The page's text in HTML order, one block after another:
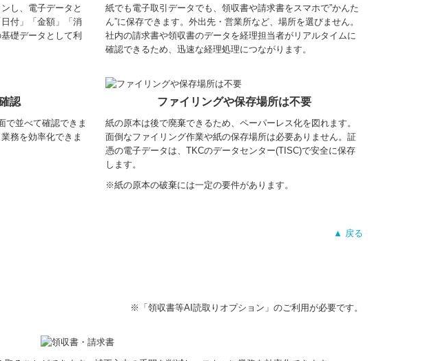
し、電子データと
付」「金額」「消
礎データとして利
紙でも電子取引データでも、領収書や請求書をスマホで”かんた
ん”に保存できます。外出先・営業所など、場所を選びません。
社内の請求書や領収書のデータを経理担当者がリアルタイムに
確認できるため、迅速な経理処理につながります。
認
で並べて確認できま
務を効率化できま
ファイリングや保存場所は不要
紙の原本は後で廃棄できるため、ペーパーレス化を図れます。
面倒なファイリング作業や紙の保存場所は必要ありません。証
憑の電子データは、TKCのデータセンター(TISC)で安全に保存
します。
※紙の原本の破棄には一定の要件があります。
▲ 戻る
※「領収書等AI読取りオプション」のご利用が必要です。